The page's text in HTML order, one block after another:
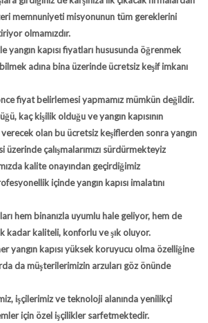
memnuniyeti misyonunun tüm gereklerini
olmamızdır.
yangın kapısı fiyatları hususunda öğrenmek
adına bina üzerinde ücretsiz keşif imkanı
fiyat belirlemesi yapmamız mümkün değildir.
kaç kişilik olduğu ve yangın kapısının
olan bu ücretsiz keşiflerden sonra yangın
üzerinde çalışmalarımızı sürdürmekteyiz
kalite onayından geçirdiğimiz
içinde yangın kapısı imalatını
hem binanızla uyumlu hale geliyor, hem de
kadar kaliteli, konforlu ve şık oluyor.
yangın kapısı yüksek koruyucu olma özelliğine
da müşterilerimizin arzuları göz önünde
işçilerimiz ve teknoloji alanında yenilikçi
için özel işçilikler sarfetmektedir.